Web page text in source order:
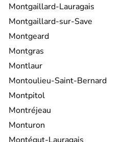
Montgaillard-Lauragais
Montgaillard-sur-Save
Montgeard
Montgras
Montlaur
Montoulieu-Saint-Bernard
Montpitol
Montréjeau
Monturon